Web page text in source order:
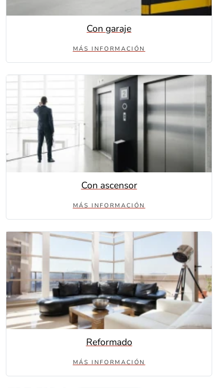
Con garaje
MÁS INFORMACIÓN
Con ascensor
MÁS INFORMACIÓN
Reformado
MÁS INFORMACIÓN